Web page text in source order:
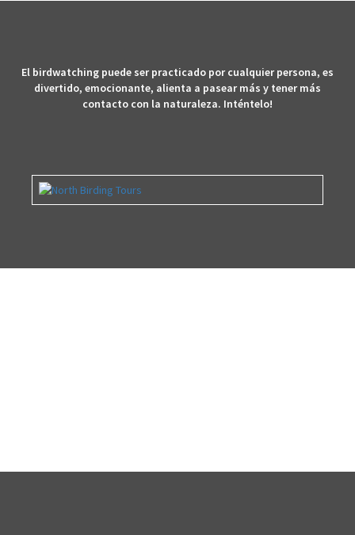
El birdwatching puede ser practicado por cualquier persona, es
divertido, emocionante, alienta a pasear más y tener más
contacto con la naturaleza. Inténtelo!